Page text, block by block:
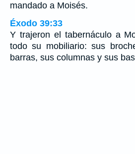
mandado a Moisés.
Éxodo 39:33
Y trajeron el tabernáculo a
todo su mobiliario: sus
barras, sus columnas y sus